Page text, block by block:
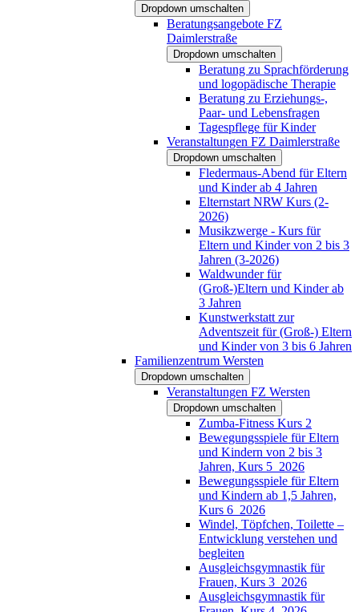
Dropdown umschalten
Beratungsangebote FZ
Daimlerstraße
Dropdown umschalten
Beratung zu Sprachförderung
und logopädische Therapie
Beratung zu Erziehungs-,
Paar- und Lebensfragen
Tagespflege für Kinder
Veranstaltungen FZ Daimlerstraße
Dropdown umschalten
Fledermaus-Abend für Eltern
und Kinder ab 4 Jahren
Elternstart NRW Kurs (2-
2026)
Musikzwerge - Kurs für
Eltern und Kinder von 2 bis 3
Jahren (3-2026)
Waldwunder für
(Groß-)Eltern und Kinder ab
3 Jahren
Kunstwerkstatt zur
Adventszeit für (Groß-) Eltern
und Kinder von 3 bis 6 Jahren
Familienzentrum Wersten
Dropdown umschalten
Veranstaltungen FZ Wersten
Dropdown umschalten
Zumba-Fitness Kurs 2
Bewegungsspiele für Eltern
und Kindern von 2 bis 3
Jahren, Kurs 5_2026
Bewegungsspiele für Eltern
und Kindern ab 1,5 Jahren,
Kurs 6_2026
Windel, Töpfchen, Toilette –
Entwicklung verstehen und
begleiten
Ausgleichsgymnastik für
Frauen, Kurs 3_2026
Ausgleichsgymnastik für